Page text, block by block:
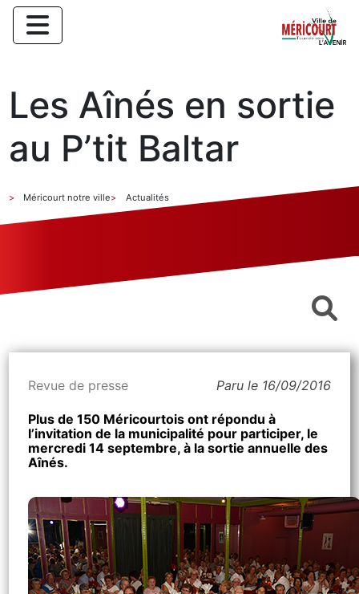
Les Aînés en sortie
au P’tit Baltar
Méricourt notre ville Actualités
Revue de presse Paru le 16/09/2016
Plus de 150 Méricourtois ont répondu à
l’invitation de la municipalité pour participer, le
mercredi 14 septembre, à la sortie annuelle des
Aînés.